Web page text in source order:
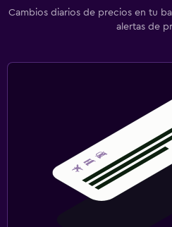
Cambios diarios de precios en tu
alertas de